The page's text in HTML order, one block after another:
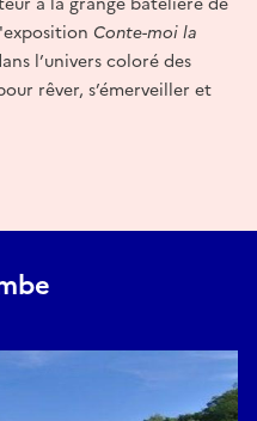
Conte-moi la
l’univers coloré des
rêver, s’émerveiller et